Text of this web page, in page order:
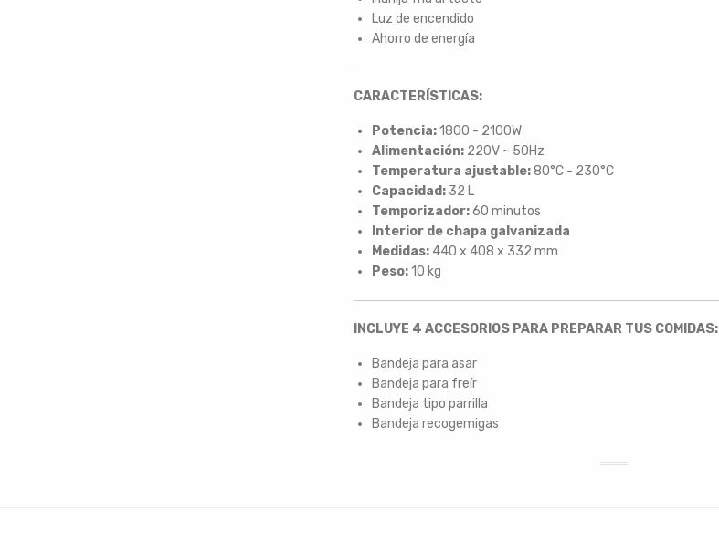
Luz de encendido
Ahorro de energía
CARACTERÍSTICAS:
Potencia:1800 - 2100W
Alimentación: 220V ~ 50Hz
Temperatura ajustable:80°C - 230°C
Capacidad: 32 L
Temporizador:60 minutos
Interior de chapa galvanizada
Medidas: 440 x 408 x 332 mm
Peso:10 kg
INCLUYE 4 ACCESORIOS PARA PREPARAR TUS COMIDAS:
Bandeja para asar
Bandeja para freír
Bandeja tipo parrilla
Bandeja recogemigas